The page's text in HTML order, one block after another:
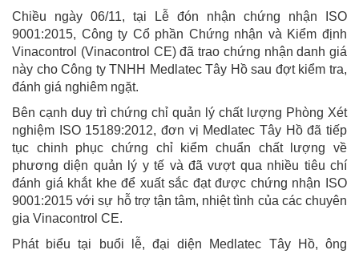
Chiều ngày 06/11, tại Lễ đón nhận chứng nhận ISO
9001:2015, Công ty Cổ phần Chứng nhận và Kiểm định
Vinacontrol (Vinacontrol CE) đã trao chứng nhận danh giá
này cho Công ty TNHH Medlatec Tây Hồ sau đợt kiểm tra,
đánh giá nghiêm ngặt.
Bên cạnh duy trì chứng chỉ quản lý chất lượng Phòng Xét
nghiệm ISO 15189:2012, đơn vị Medlatec Tây Hồ đã tiếp
tục chinh phục chứng chỉ kiểm chuẩn chất lượng về
phương diện quản lý y tế và đã vượt qua nhiều tiêu chí
đánh giá khắt khe để xuất sắc đạt được chứng nhận ISO
9001:2015 với sự hỗ trợ tận tâm, nhiệt tình của các chuyên
gia Vinacontrol CE.
Phát biểu tại buổi lễ, đại diện Medlatec Tây Hồ, ông